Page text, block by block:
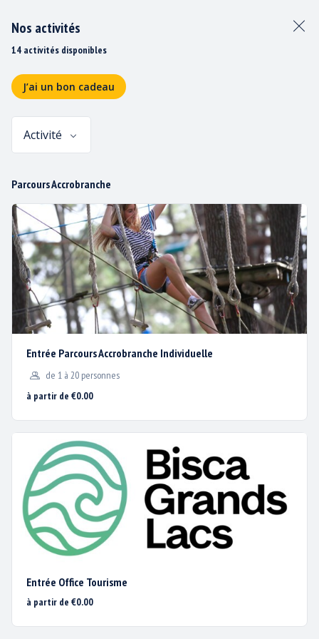
GROUPE
Nous utilisons des cookies
J’ai un bon cadeau
Nos activités
14 activités disponibles
Parcours Accrobranche
Entrée Parcours Accrobranche Individuelle
de 1 à 20 personnes
à partir de €0.00
Entrée Office Tourisme
à partir de €0.00
Activité